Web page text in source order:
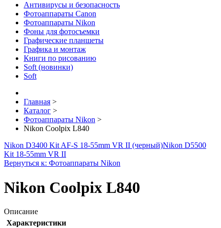
Антивирусы и безопасность
Фотоаппараты Canon
Фотоаппараты Nikon
Фоны для фотосъемки
Графические планшеты
Графика и монтаж
Книги по рисованию
Soft (новинки)
Soft
Главная >
Каталог >
Фотоаппараты Nikon >
Nikon Coolpix L840
Nikon D3400 Kit AF-S 18-55mm VR II (черный)Nikon D5500
Kit 18-55mm VR II
Вернуться к: Фотоаппараты Nikon
Nikon Coolpix L840
Описание
Характеристики